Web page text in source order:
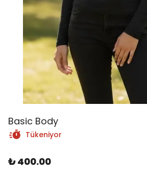
Basic Body
Tükeniyor
₺ 400.00